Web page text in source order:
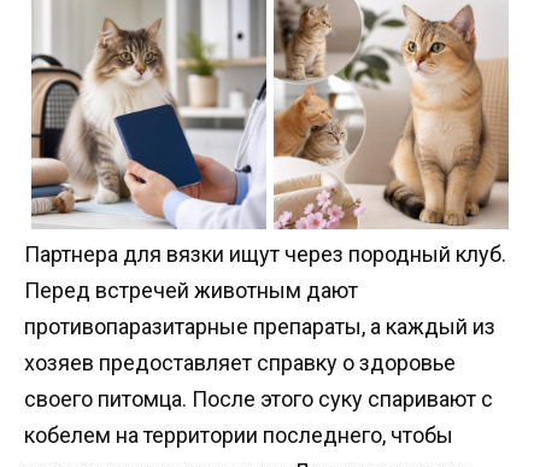
Партнера для вязки ищут через породный клуб.
Перед встречей животным дают
противопаразитарные препараты, а каждый из
хозяев предоставляет справку о здоровье
своего питомца. После этого суку спаривают с
кобелем на территории последнего, чтобы